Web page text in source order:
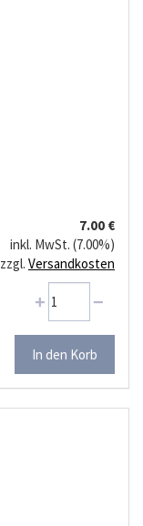
7.00 €
inkl. MwSt. (7.00%)
zzgl. Versandkosten